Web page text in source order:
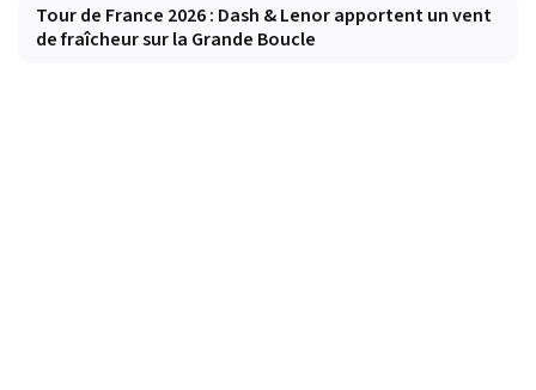
Tour de France 2026 : Dash & Lenor apportent un vent
de fraîcheur sur la Grande Boucle